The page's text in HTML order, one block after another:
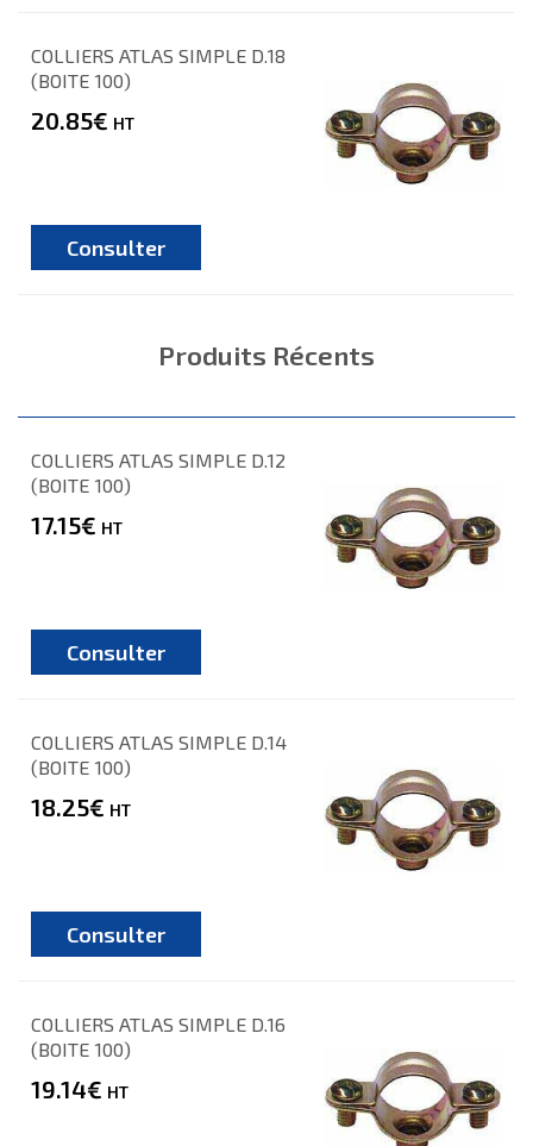
COLLIERS ATLAS SIMPLE D.18
(BOITE 100)
20.85€ HT
Consulter
Produits Récents
COLLIERS ATLAS SIMPLE D.12
(BOITE 100)
17.15€ HT
Consulter
COLLIERS ATLAS SIMPLE D.14
(BOITE 100)
18.25€ HT
Consulter
COLLIERS ATLAS SIMPLE D.16
(BOITE 100)
19.14€ HT